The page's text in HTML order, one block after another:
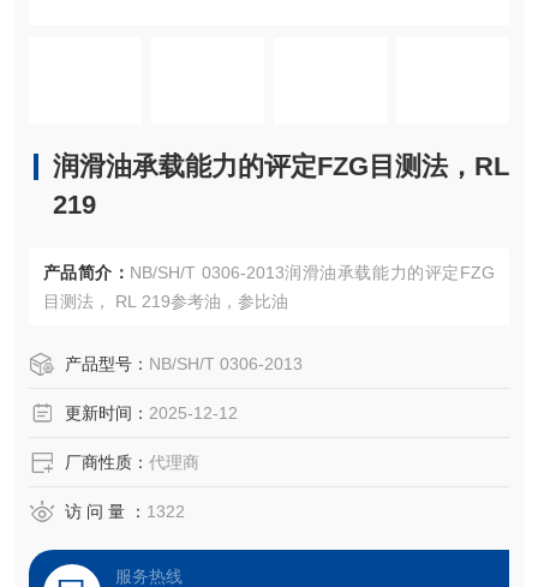
润滑油承载能力的评定FZG目测法，RL
219
产品简介： NB/SH/T 0306-2013润滑油承载能力的评定FZG
目测法， RL 219参考油，参比油
产品型号： NB/SH/T 0306-2013
更新时间： 2025-12-12
厂商性质： 代理商
访 问 量 ： 1322
服务热线